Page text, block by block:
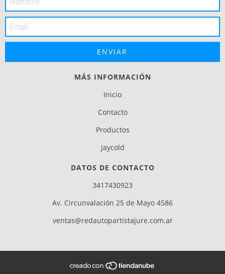
MÁS INFORMACIÓN
Inicio
Contacto
Productos
Jaycold
DATOS DE CONTACTO
3417430923
Av. Circunvalación 25 de Mayo 4586
ventas@redautopartistajure.com.ar